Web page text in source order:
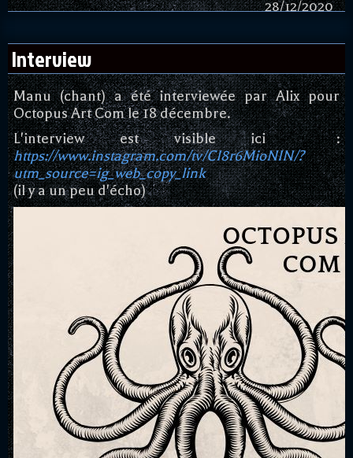
28/12/2020
Interview
Manu (chant) a été interviewée par Alix pour
Octopus Art Com le 18 décembre.
L'interview est visible ici :
https://www.instagram.com/tv/CI8r6MioNIN/?
utm_source=ig_web_copy_link
(il y a un peu d'écho)